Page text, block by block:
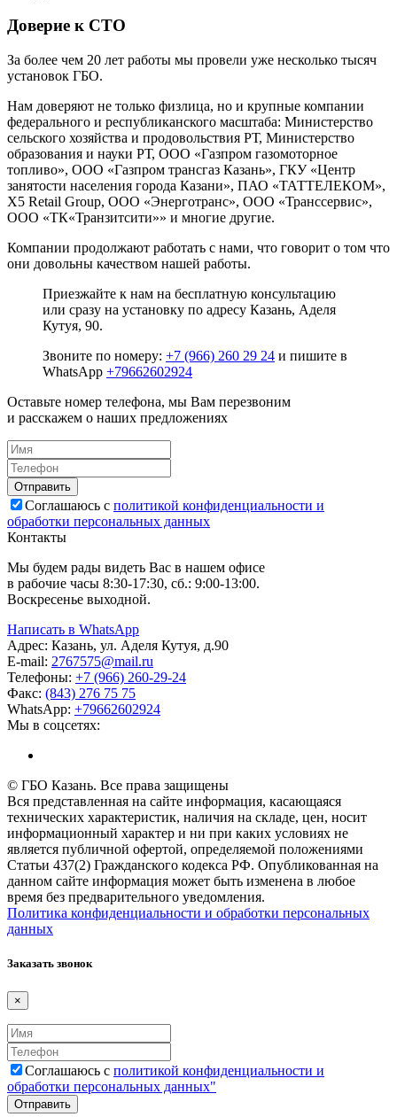
Доверие к СТО
За более чем 20 лет работы мы провели уже несколько тысяч
установок ГБО.
Нам доверяют не только физлица, но и крупные компании
федерального и республиканского масштаба: Министерство
сельского хозяйства и продовольствия РТ, Министерство
образования и науки РТ, ООО «Газпром газомоторное
топливо», ООО «Газпром трансгаз Казань», ГКУ «Центр
занятости населения города Казани», ПАО «ТАТТЕЛЕКОМ»,
X5 Retail Group, ООО «Энерготранс», ООО «Транссервис»,
ООО «ТК«Транзитсити»» и многие другие.
Компании продолжают работать с нами, что говорит о том что
они довольны качеством нашей работы.
Приезжайте к нам на бесплатную консультацию
или сразу на установку по адресу Казань, Аделя
Кутуя, 90.
Звоните по номеру: +7 (966) 260 29 24 и пишите в
WhatsApp +79662602924
Оставьте номер телефона, мы Вам перезвоним
и расскажем о наших предложениях
Соглашаюсь с политикой конфиденциальности и
обработки персональных данных
Контакты
Мы будем рады видеть Вас в нашем офисе
в рабочие часы 8:30-17:30, сб.: 9:00-13:00.
Воскресенье выходной.
Написать в WhatsApp
Адрес: Казань, ул. Аделя Кутуя, д.90
E-mail: 2767575@mail.ru
Телефоны: +7 (966) 260-29-24
Факс: (843) 276 75 75
WhatsApp: +79662602924
Мы в соцсетях:
© ГБО Казань. Все права защищены
Вся представленная на сайте информация, касающаяся
технических характеристик, наличия на складе, цен, носит
информационный характер и ни при каких условиях не
является публичной офертой, определяемой положениями
Статьи 437(2) Гражданского кодекса РФ. Опубликованная на
данном сайте информация может быть изменена в любое
время без предварительного уведомления.
Политика конфиденциальности и обработки персональных
данных
Заказать звонок
×
Соглашаюсь с политикой конфиденциальности и
обработки персональных данных"